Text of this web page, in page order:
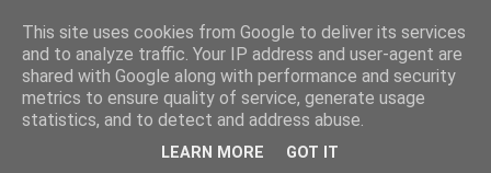
This site uses cookies from Google to deliver its services
and to analyze traffic. Your IP address and user-agent are
shared with Google along with performance and security
metrics to ensure quality of service, generate usage
statistics, and to detect and address abuse.
LEARN MORE GOT IT